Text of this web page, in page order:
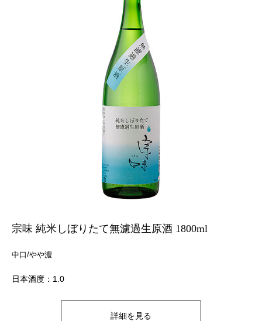
宗味 純米しぼりたて無濾過生原酒 1800ml
中口/やや濃
日本酒度：1.0
詳細を見る